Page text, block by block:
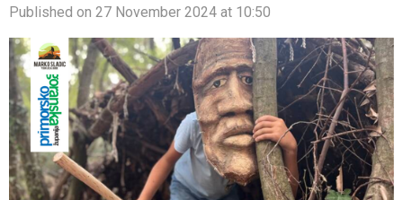
Published on 27 November 2024 at 10:50